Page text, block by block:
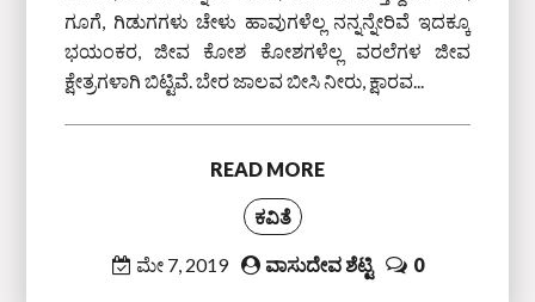
ಗೂಗೆ, ಗಿಡುಗಗಳು ಚೇಳು ಹಾವುಗಳೆಲ್ಲ ನನ್ನನ್ನೇರಿವೆ ಇದಕ್ಕೂ
ಭಯಂಕರ, ಜೀವ ಕೋಶ ಕೋಶಗಳೆಲ್ಲ ವರಲೆಗಳ ಜೀವ
ಕ್ಷೇತ್ರಗಳಾಗಿ ಬಿಟ್ಟಿವೆ. ಬೇರ ಜಾಲವ ಬೀಸಿ ನೀರು, ಕ್ಷಾರವ...
READ MORE
ಕವಿತೆ
ಮೇ 7, 2019 ವಾಸುದೇವ ಶೆಟ್ಟಿ 0